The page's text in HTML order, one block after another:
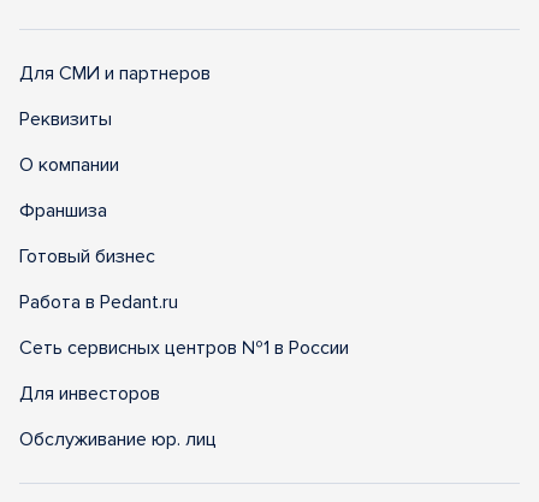
Для СМИ и партнеров
Реквизиты
О компании
Франшиза
Готовый бизнес
Работа в Pedant.ru
Сеть сервисных центров №1 в России
Для инвесторов
Обслуживание юр. лиц